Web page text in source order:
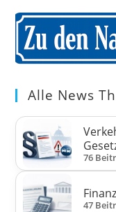
Alle News
76
47